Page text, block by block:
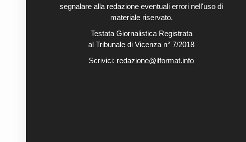
segnalare alla redazione eventuali errori nell'uso di
materiale riservato.
Testata Giornalistica Registrata
al Tribunale di Vicenza n° 7/2018
Scrivici: redazione@ilformat.info